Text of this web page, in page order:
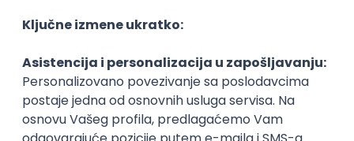
Ostavi ocenu
Nastavni kadar
Stečeno znanje